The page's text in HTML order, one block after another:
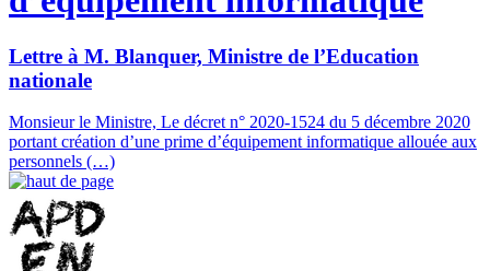
Lettre à M. Blanquer, Ministre de l’Education
nationale
Monsieur le Ministre, Le décret n° 2020-1524 du 5 décembre 2020
portant création d’une prime d’équipement informatique allouée aux
personnels (…)